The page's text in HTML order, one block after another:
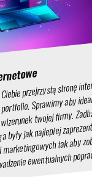
przejrzystą stronę
Sprawimy aby
twojej firmy.
były jak najlepiejtak aby
ewentualnych